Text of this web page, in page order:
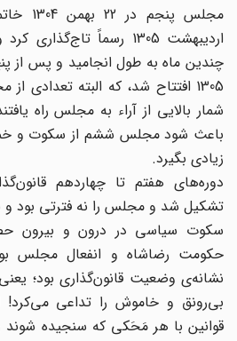
اردیبهشت 1305 رسماً
چندین ماه به طول انجامید و پس از
1305 افتتاح شد، که البته تعدادی از
باعث شود مجلس ششم از سکوت و
زیادی بگیرد.
دوره‌های هفتم تا چهاردهم
تشکیل شد و مجلس را نه فترتی بود و
سکوت سیاسی در درون و بیرون
حکومت رضاشاه و انفعال مجلس
نشانه‌ی وضعیت قانون‌گذاری بود؛
بی‌رونق و خاموش را تداعی می‌کرد!
قوانین با هر مَحَکی که سنجیده شوند